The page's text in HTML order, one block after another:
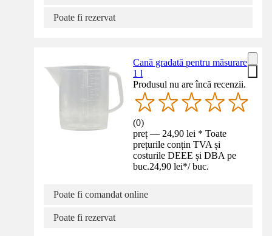
Poate fi rezervat
Cană gradată pentru măsurare
1 l
Produsul nu are încă recenzii.
(0)
preț — 24,90 lei * Toate
prețurile conțin TVA și
costurile DEEE și DBA pe
buc.24,90 lei*/ buc.
Poate fi comandat online
Poate fi rezervat